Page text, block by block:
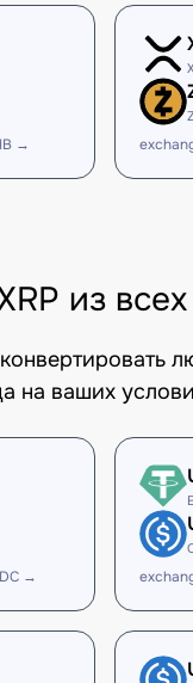
→
из
на ваших
→